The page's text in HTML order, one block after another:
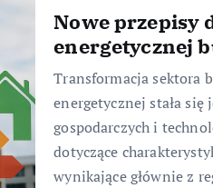
Nowe przepisy
energetycznej
Transformacja sektora
energetycznej stała
gospodarczych i
dotyczące
wynikające głównie z